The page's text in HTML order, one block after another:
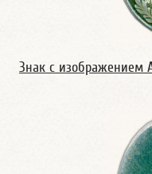
Знак с изображением